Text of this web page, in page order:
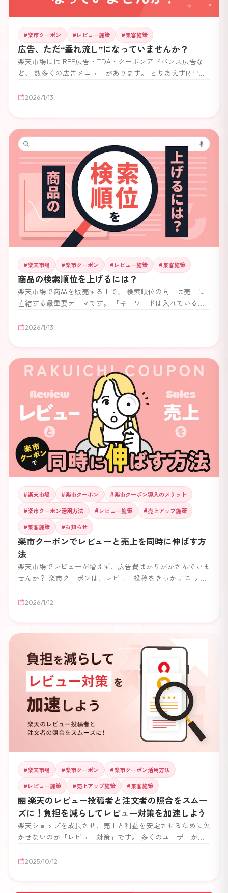
#楽市クーポン #レビュー施策 #集客施策
広告、ただ“垂れ流し”になっていませんか？
楽天市場には RPP広告・TDA・クーポンアドバンス広告な
ど、 数多くの広告メニューがあります。 とりあえずRPPを
も心当たりがあれば—— 一度立ち止まって考えてみてくだ
に多いのが現実です。 広告は「売れる状態の商品」を加速
させるためのもの。 土台が弱いままでは、広告費が静かに
溶けていくだけになってしまいます。
2026/1/13
#楽天市場 #楽市クーポン #レビュー施策 #集客施策
商品の検索順位を上げるには？
楽天市場で商品を販売する上で、 検索順位の向上は売上に
直結する最重要テーマです。 「キーワードは入れているの
い」 このような悩みを抱えている店舗様も多いのではない
を上げるために本当に重要な要素 と、 今日から実践できる
具体的な改善ポイント を、 運営者目線でわかりやすく解説
します。
2026/1/13
#楽天市場 #楽市クーポン #楽市クーポン導入のメリット
#楽市クーポン活用方法 #レビュー施策 #売上アップ施策
#集客施策 #お知らせ
楽市クーポンでレビューと売上を同時に伸ばす方
法
楽天市場でレビューが増えず、広告費ばかりがかさんでいま
せんか？ 楽市クーポンは、レビュー投稿をきっかけに リピ
す。 本記事では、なぜレビュー施策が重要なのか 楽市クー
を楽天店舗運営者向けに分かりやすく解説します。
2026/1/12
#楽天市場 #楽市クーポン #楽市クーポン活用方法
#レビュー施策 #売上アップ施策 #集客施策
🏪 楽天のレビュー投稿者と注文者の照合をスムー
ズに！負担を減らしてレビュー対策を加速しよう
楽天ショップを成長させ、売上と利益を安定させるために欠
かせないのが「レビュー対策」です。 多くのユーザーが購
性が高まり購入率もアップします。 しかし一方で、 「レビ
2025/10/12